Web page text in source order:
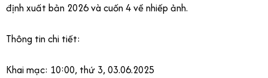
định xuất bản 2026 và cuốn 4 về nhiếp ảnh.
Thông tin chi tiết:
Khai mạc: 10:00, thứ 3, 03.06.2025